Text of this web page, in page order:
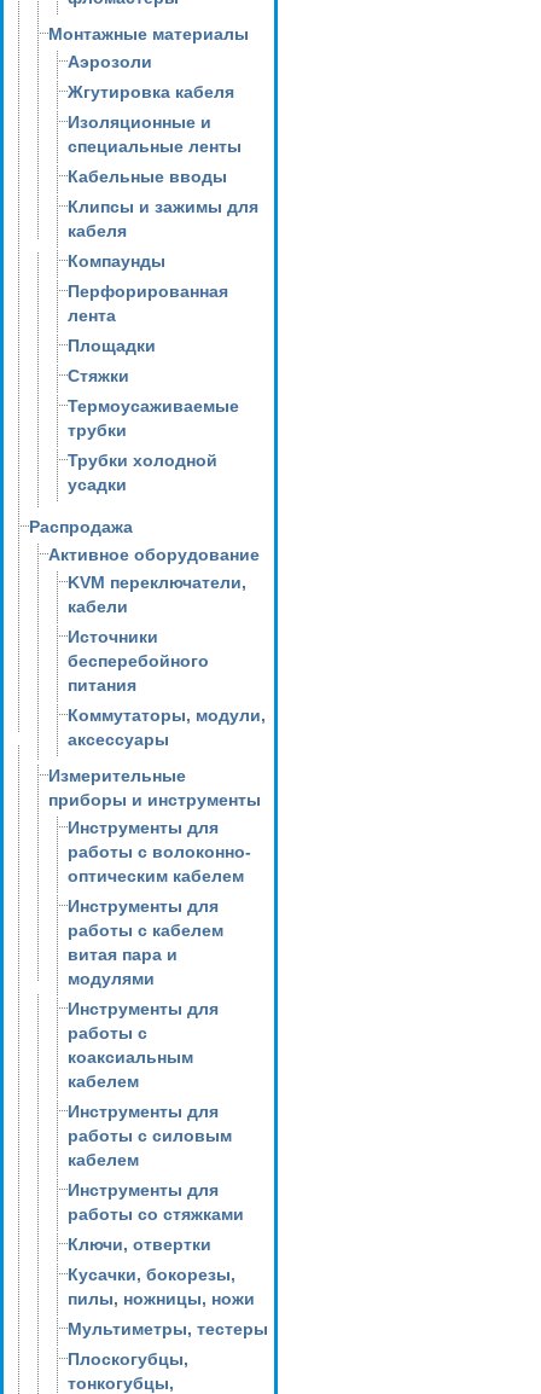
Монтажные материалы
Аэрозоли
Жгутировка кабеля
Изоляционные и
специальные ленты
Кабельные вводы
Клипсы и зажимы для
кабеля
Компаунды
Перфорированная
лента
Площадки
Стяжки
Термоусаживаемые
трубки
Трубки холодной
усадки
Распродажа
Активное оборудование
KVM переключатели,
кабели
Источники
бесперебойного
питания
Коммутаторы, модули,
аксессуары
Измерительные
приборы и инструменты
Инструменты для
работы с волоконно-
оптическим кабелем
Инструменты для
работы с кабелем
витая пара и
модулями
Инструменты для
работы с
коаксиальным
кабелем
Инструменты для
работы с силовым
кабелем
Инструменты для
работы со стяжками
Ключи, отвертки
Кусачки, бокорезы,
пилы, ножницы, ножи
Мультиметры, тестеры
Плоскогубцы,
тонкогубцы,